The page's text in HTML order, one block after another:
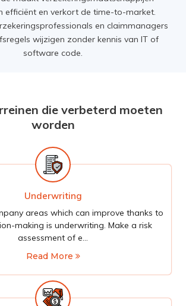
efficiënt en verkort de time-to-market.
en claimmanagers
wijzigen zonder kennis van IT of
software code.
die verbeterd moeten
worden
Underwriting
areas which can improve thanks to
making is underwriting. Make a risk
assessment of e...
Read More